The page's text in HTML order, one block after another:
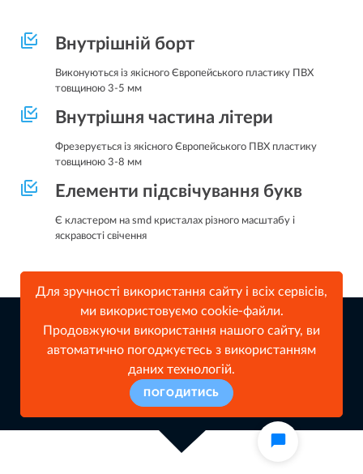
Внутрішній борт
Виконуються із якісного Європейського пластику ПВХ
товщиною 3-5 мм
Внутрішня частина літери
Фрезерується із якісного Європейського ПВХ пластику
товщиною 3-8 мм
Елементи підсвічування букв
Є кластером на smd кристалах різного масштабу і
яскравості свічення
Наші роботи
Для зручності використання сайту і всіх сервісів,
ми використовуємо cookie-файли.
Продовжуючи використання нашого сайту, ви
автоматично погоджуєтесь з використанням
даних технологій.
ПОГОДИТИСЬ